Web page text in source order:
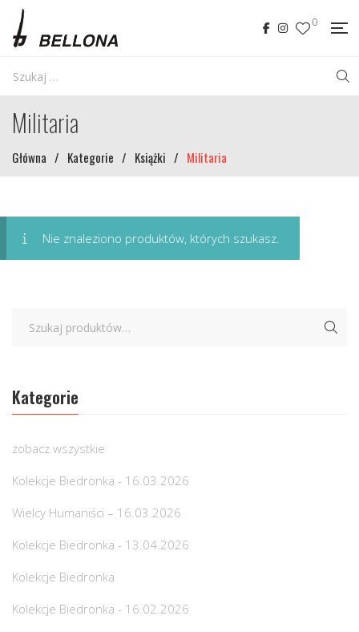
0
Militaria
Główna / Kategorie / Książki / Militaria
Nie znaleziono produktów, których szukasz.
Kategorie
zobacz wszystkie
Kolekcje Biedronka - 16.03.2026
Wielcy Humaniści – 16.03.2026
Kolekcje Biedronka - 13.04.2026
Kolekcje Biedronka
Kolekcje Biedronka - 16.02.2026